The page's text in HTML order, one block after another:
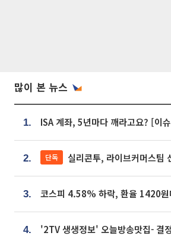
많이 본 뉴스
1. ISA 계좌, 5년마다 깨라고요? [이
2. 단독 실리콘투, 라이브커머스팀 신설…K뷰티 ‘글로벌
3. 코스피 4.58% 하락, 환율 1420
4.